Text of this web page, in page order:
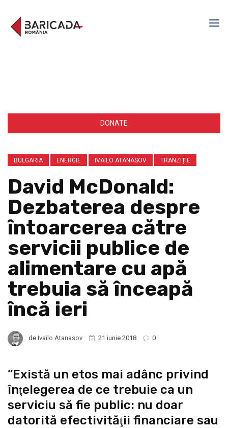
DONATE
BULGARIA ENERGIE IVAILO ATANASOV TRANZIȚIE
David McDonald:
Dezbaterea despre
întoarcerea către
servicii publice de
alimentare cu apă
trebuia să înceapă
încă ieri
de Ivailo Atanasov 21 iunie 2018 0
”Există un etos mai adânc privind
înţelegerea de ce trebuie ca un
serviciu să fie public: nu doar
datorită efectivităţii financiare sau